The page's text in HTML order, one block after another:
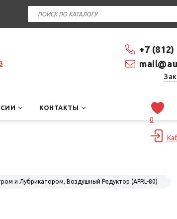
+7
КОНТАКТЫ
0
и Лубрикатором, Воздушный Редуктор (AFRL-80)